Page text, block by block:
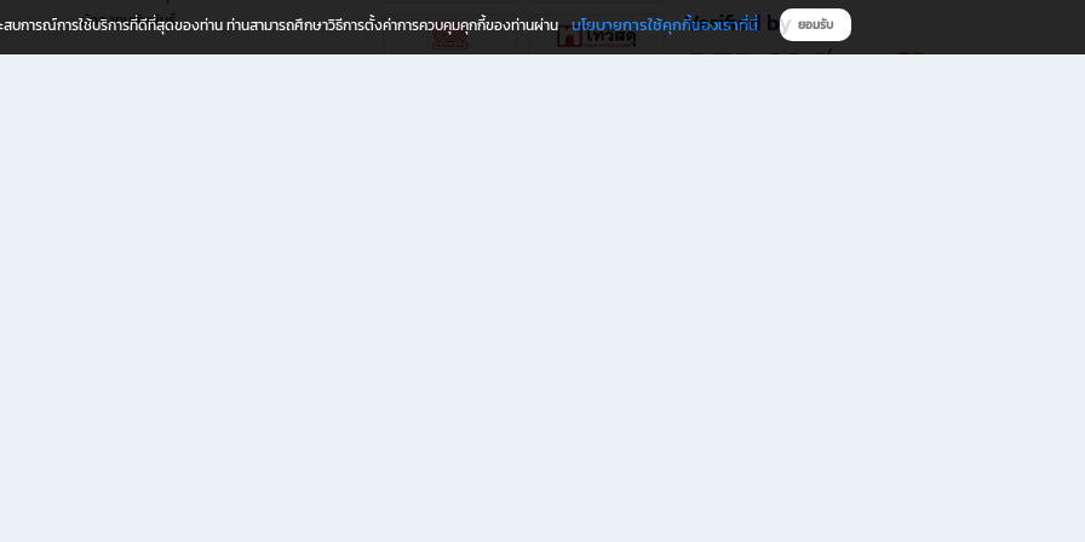
นักลงทุนสัมพันธ์
Verified by
สบการณ์การใช้บริการที่ดีที่สุดของท่าน ท่านสามารถศึกษาวิธีการตั้งค่าการควบคุมคุกกี้ของท่านผ่าน นโยบายการใช้คุกกี้ของเราที่นี่ ยอมรับ